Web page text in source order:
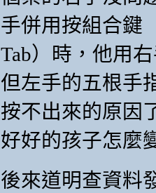
手併用按組合鍵
Tab）時，他用
但左手的五根手
按不出來的原因
好好的孩子怎麼
後來道明查資料